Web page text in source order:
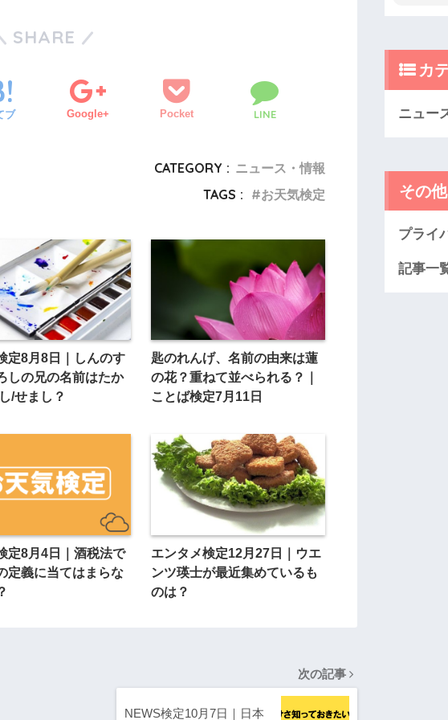
SHARE
ブ Google+ Pocket LINE
CATEGORY : ニュース・情報
TAGS :
お天気検定
定8月8日｜しんのす
しの兄の名前はたか
/せまし？
匙のれんげ、名前の由来は蓮
の花？重ねて並べられる？｜
ことば検定7月11日
定8月4日｜酒税法で
定義に当てはまらな
エンタメ検定12月27日｜ウエ
ンツ瑛士が最近集めているも
のは？
次の記事
NEWS検定10月7日｜日本
カ
ニュー
その他
プライ
記事一